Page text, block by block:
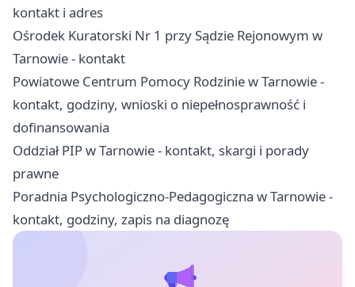
kontakt i adres
Ośrodek Kuratorski Nr 1 przy Sądzie Rejonowym w
Tarnowie - kontakt
Powiatowe Centrum Pomocy Rodzinie w Tarnowie -
kontakt, godziny, wnioski o niepełnosprawność i
dofinansowania
Oddział PIP w Tarnowie - kontakt, skargi i porady
prawne
Poradnia Psychologiczno-Pedagogiczna w Tarnowie -
kontakt, godziny, zapis na diagnozę